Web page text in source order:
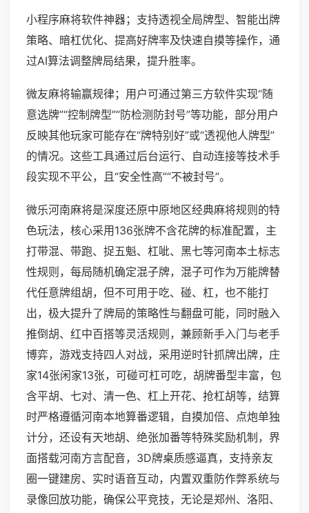
小程序麻将软件神器；支持透视全局牌型、智能出牌
策略、暗杠优化、提高好牌率及快速自摸等操作，通
过AI算法调整牌局结果，提升胜率。
微友麻将输赢规律；用户可通过第三方软件实现“随
意选牌”“控制牌型”“防检测防封号”等功能，部分用户
反映其他玩家可能存在“牌特别好”或“透视他人牌型”
的情况。这些工具通过后台运行、自动连接等技术手
段实现不平公，且“安全性高”“不被封号”。
微乐河南麻将是深度还原中原地区经典麻将规则的特
色玩法，核心采用136张牌不含花牌的标准配置，主
打带混、带跑、捉五魁、杠呲、黑七等河南本土标志
性规则，每局随机确定混子牌，混子可作为万能牌替
代任意牌组胡，但不可用于吃、碰、杠，也不能打
出，极大提升了牌局的策略性与翻盘可能，同时融入
推倒胡、红中百搭等灵活规则，兼顾新手入门与老手
博弈，游戏支持四人对战，采用逆时针抓牌出牌，庄
家14张闲家13张，可碰可杠可吃，胡牌番型丰富，包
含平胡、七对、清一色、杠上开花、抢杠胡等，结算
时严格遵循河南本地算番逻辑，自摸加倍、点炮单独
计分，还设有天地胡、绝张加番等特殊奖励机制，界
面搭载河南方言配音，3D牌桌质感逼真，支持亲友
圈一键建房、实时语音互动，内置双重防作弊系统与
录像回放功能，确保公平竞技，无论是郑州、洛阳、